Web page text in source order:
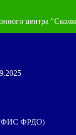
центра
(ФИС ФРДО)